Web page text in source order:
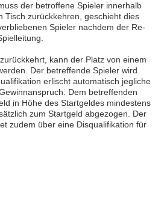
der betroffene Spieler innerhalb
Tisch zurückkehren, geschieht dies
Spieler nachdem der Re-
kann der Platz von einem
Der betreffende Spieler wird
erlischt automatisch jegliche
Dem betreffenden
in Höhe des Startgeldes mindestens
zum Startgeld abgezogen. Der
zudem über eine Disqualifikation für